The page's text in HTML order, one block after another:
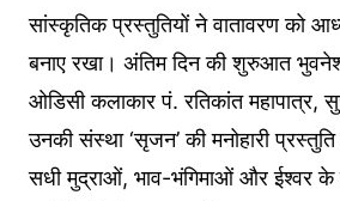
सांस्कृतिक प्रस्तुतियों ने वातावरण को
बनाए रखा। अंतिम दिन की शुरुआत
ओडिसी कलाकार पं. रतिकांत महापात्र,
उनकी संस्था ‘सृजन’ की मनोहारी
सधी मुद्राओं, भाव-भंगिमाओं और ईश्वर के